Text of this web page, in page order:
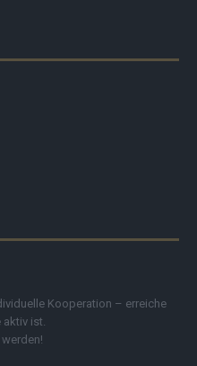
Kooperation – erreiche
ist.